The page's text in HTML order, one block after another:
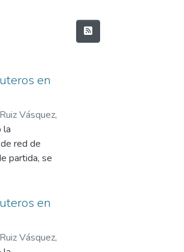
en
Ruiz Vásquez,
la
red de
partida, se
debilidades
estuvo
(1
en
Ruiz Vásquez,